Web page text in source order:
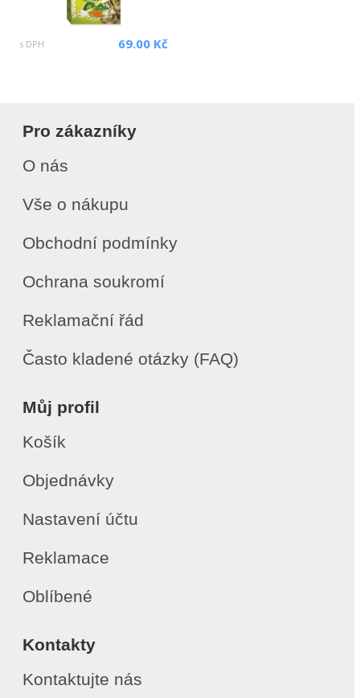
s DPH 69.00 Kč
Pro zákazníky
O nás
Vše o nákupu
Obchodní podmínky
Ochrana soukromí
Reklamační řád
Často kladené otázky (FAQ)
Můj profil
Košík
Objednávky
Nastavení účtu
Reklamace
Oblíbené
Kontakty
Kontaktujte nás